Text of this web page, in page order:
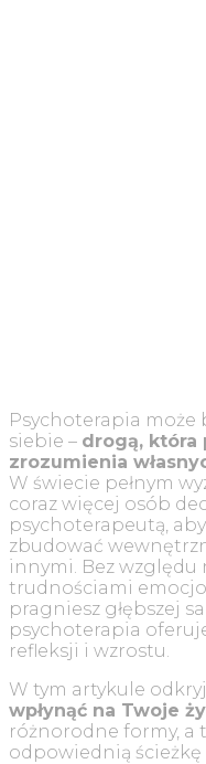
Psychoterapia może
siebie – drogą, która
zrozumienia
W świecie pełnym
coraz więcej osób
psychoterapeutą,
zbudować
innymi. Bez względu
trudnościami
pragniesz głębszej
psychoterapia
refleksji i wzrostu.
W tym artykule
wpłynąć na Twoje
różnorodne formy, a
odpowiednią ścieżkę